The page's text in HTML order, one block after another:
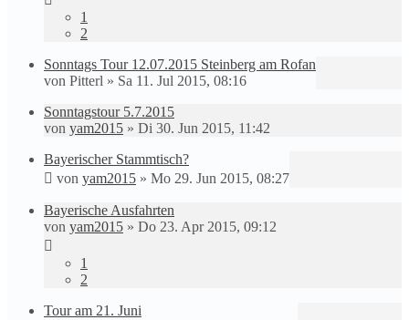
1
2
Sonntags Tour 12.07.2015 Steinberg am Rofan
von Pitterl » Sa 11. Jul 2015, 08:16
Sonntagstour 5.7.2015
von yam2015 » Di 30. Jun 2015, 11:42
Bayerischer Stammtisch?
von yam2015 » Mo 29. Jun 2015, 08:27
Bayerische Ausfahrten
von yam2015 » Do 23. Apr 2015, 09:12
1
2
Tour am 21. Juni